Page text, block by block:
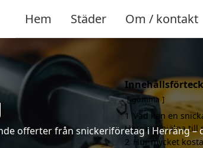
Hem Städer Om / kontakt
offerter från snickeriföretag i Herräng –
gömma
1 Vad kan en
Herräng hjälpa till
2 Hur mycket